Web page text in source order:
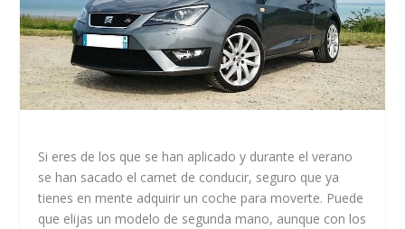
Si eres de los que se han aplicado y durante el verano
se han sacado el carnet de conducir, seguro que ya
tienes en mente adquirir un coche para moverte. Puede
que elijas un modelo de segunda mano, aunque con los